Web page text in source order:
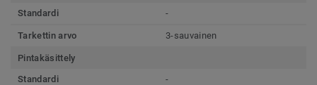
Standardi
-
Tarkettin arvo 3-sauvainen
Pintakäsittely
Standardi
-